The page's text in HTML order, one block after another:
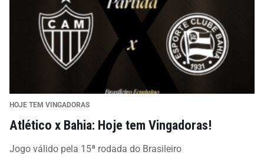
HOJE TEM VINGADORAS
Atlético x Bahia: Hoje tem Vingadoras!
Jogo válido pela 15ª rodada do Brasileiro